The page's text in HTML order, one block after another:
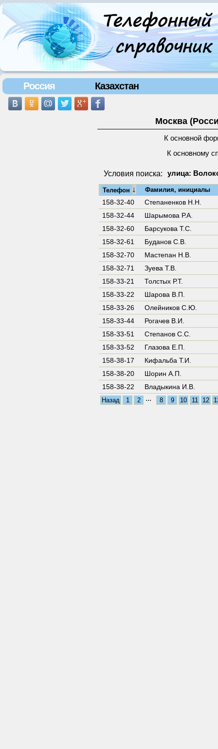
Россия Казахстан
Москва
К основной
К основному
Условия поиска: улица:
Телефон ↓ Фамилия, инициалы
158-32-40
Степаненков Н.Н.
158-32-44
Шарымова Р.А.
158-32-60
Барсукова Т.С.
158-32-61
Буданов С.В.
158-32-70
Мастепан Н.В.
158-32-71
Зуева Т.В.
158-33-21
Толстых Р.Т.
158-33-22
Шарова В.П.
158-33-26
Олейников С.Ю.
158-33-44
Рогачев В.И.
158-33-51
Степанов С.С.
158-33-52
Глазова Е.П.
158-38-17
Кифальба Т.И.
158-38-20
Шорин А.П.
158-38-22
Владыкина И.В.
Назад 1 2 ... 8 9 10 11 12